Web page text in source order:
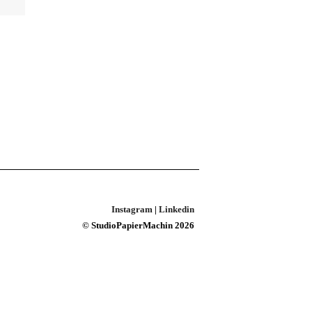
Instagram| Linkedin
© StudioPapierMachin 2026